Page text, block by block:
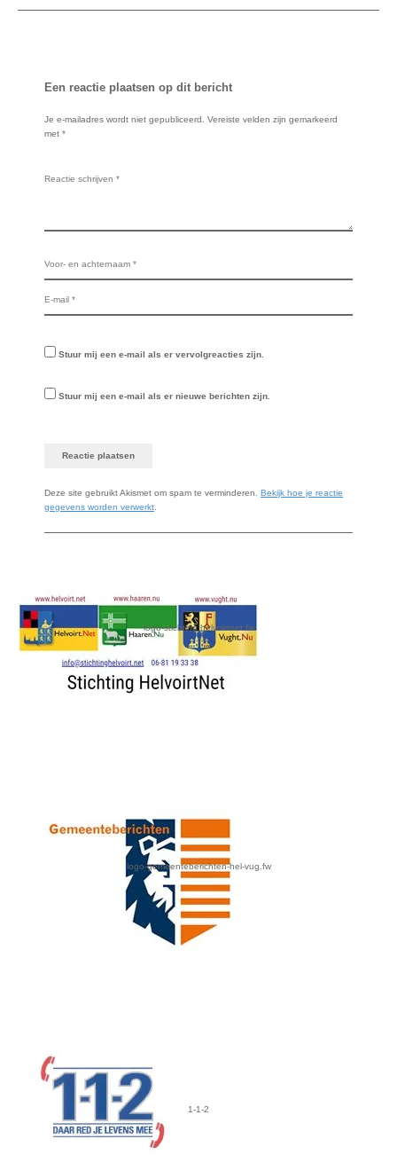
Een reactie plaatsen op dit bericht
Je e-mailadres wordt niet gepubliceerd. Vereiste velden zijn gemarkeerd
met *
Stuur mij een e-mail als er vervolgreacties zijn.
Stuur mij een e-mail als er nieuwe berichten zijn.
Deze site gebruikt Akismet om spam te verminderen. Bekijk hoe je reactie
gegevens worden verwerkt.
logo-stichting helvoirtnet.fw
logo-gemeenteberichten-hel-vug.fw
1-1-2